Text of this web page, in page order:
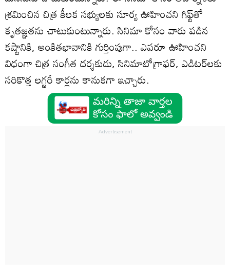
శ్రమించిన చిత్ర కీలక సభ్యులకు సూర్య ఊహించని గిఫ్ట్‌తో
కృతజ్ఞతను చాటుకుంటున్నారు. సినిమా కోసం వారు పడిన
కష్టానికి, అంకితభావానికి గుర్తింపుగా.. ఎవరూ ఊహించని
విధంగా చిత్ర సంగీత దర్శకుడు, సినిమాటోగ్రాఫర్, ఎడిటర్‌లకు
సరికొత్త లగ్జరీ కార్లను కానుకగా ఇచ్చారు.